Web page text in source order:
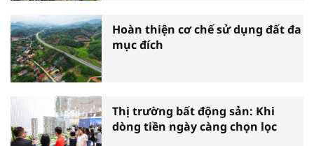
Hoàn thiện cơ chế sử dụng đất đa
mục đích
Thị trường bất động sản: Khi
dòng tiền ngày càng chọn lọc